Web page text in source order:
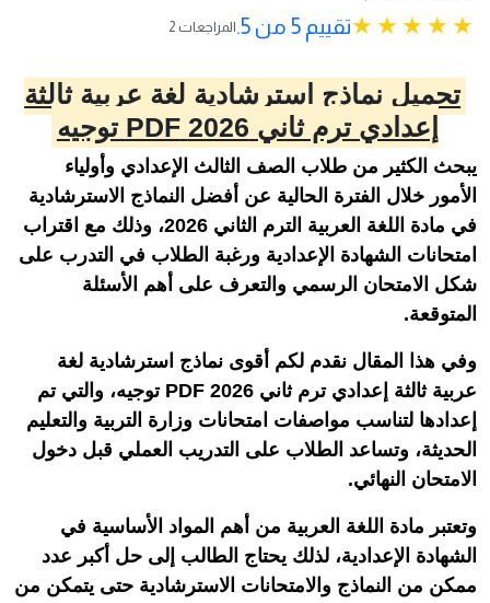
تقييم 5 من 5. 2 المراجعات
تحميل نماذج استرشادية لغة عربية ثالثة
إعدادي ترم ثاني 2026 PDF توجيه
يبحث الكثير من طلاب الصف الثالث الإعدادي وأولياء
الأمور خلال الفترة الحالية عن أفضل النماذج الاسترشادية
في مادة اللغة العربية الترم الثاني 2026، وذلك مع اقتراب
امتحانات الشهادة الإعدادية ورغبة الطلاب في التدرب على
شكل الامتحان الرسمي والتعرف على أهم الأسئلة
المتوقعة.
وفي هذا المقال نقدم لكم أقوى نماذج استرشادية لغة
عربية ثالثة إعدادي ترم ثاني 2026 PDF توجيه، والتي تم
إعدادها لتناسب مواصفات امتحانات وزارة التربية والتعليم
الحديثة، وتساعد الطلاب على التدريب العملي قبل دخول
الامتحان النهائي.
وتعتبر مادة اللغة العربية من أهم المواد الأساسية في
الشهادة الإعدادية، لذلك يحتاج الطالب إلى حل أكبر عدد
ممكن من النماذج والامتحانات الاسترشادية حتى يتمكن من